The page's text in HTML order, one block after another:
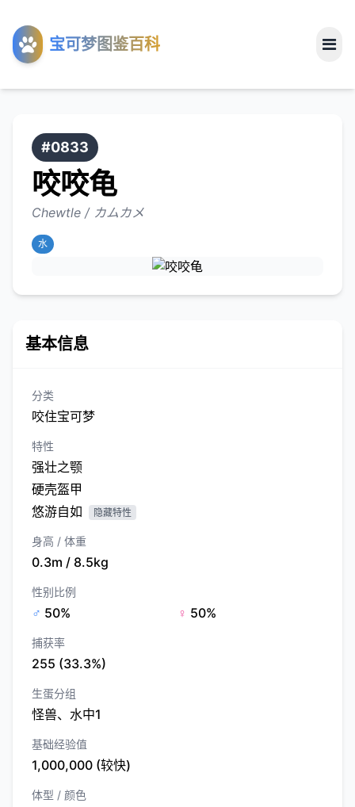
宝可梦图鉴百科
工具
关于
#0833
咬咬龟
Chewtle / カムカメ
水
基本信息
分类
咬住宝可梦
特性
强壮之颚
硬壳盔甲
悠游自如
隐藏特性
身高 / 体重
0.3m / 8.5kg
性别比例
♂ 50% ♀ 50%
捕获率
255 (33.3%)
生蛋分组
怪兽、水中1
基础经验值
1,000,000 (较快)
体型 / 颜色